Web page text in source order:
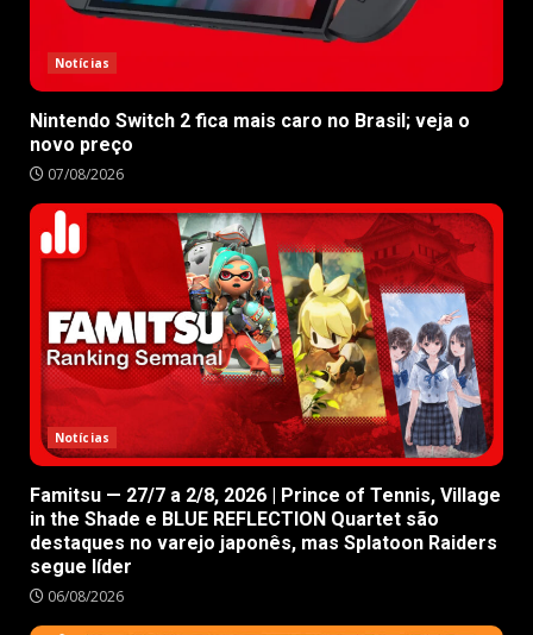
Notícias
Nintendo Switch 2 fica mais caro no Brasil; veja o
novo preço
07/08/2026
Notícias
Famitsu — 27/7 a 2/8, 2026 | Prince of Tennis, Village
in the Shade e BLUE REFLECTION Quartet são
destaques no varejo japonês, mas Splatoon Raiders
segue líder
06/08/2026